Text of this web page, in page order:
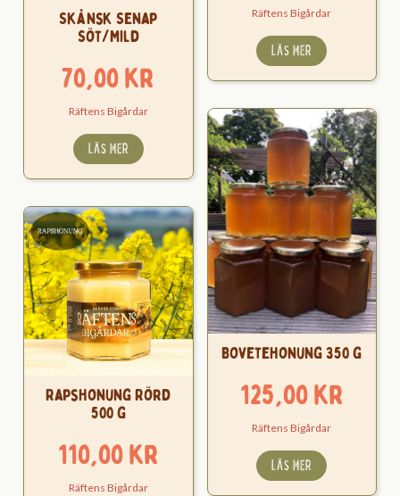
Räftens Bigårdar
LÄS MER
Skånsk Senap
Söt/Mild
70,00kr
Räftens Bigårdar
LÄS MER
Bovetehonung 350 g
125,00kr
Räftens Bigårdar
LÄS MER
Rapshonung Rörd
500 g
110,00kr
Räftens Bigårdar